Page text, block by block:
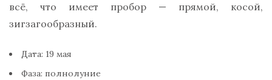
всё, что имеет пробор — прямой, косой,
зигзагообразный.
Дата: 19 мая
Фаза: полнолуние